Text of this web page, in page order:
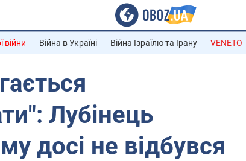
війни Війна в Україні Війна Ізраїлю та Ірану VENETO
Лубінець
досі не відбувся